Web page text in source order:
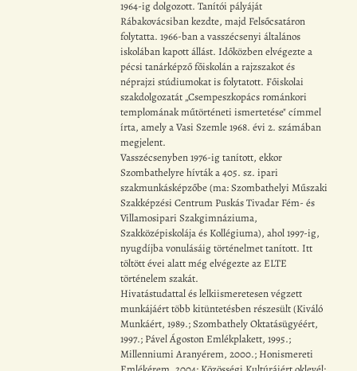
1964-ig dolgozott. Tanítói pályáját
Rábakovácsiban kezdte, majd Felsőcsatáron
folytatta. 1966-ban a vasszécsenyi általános
iskolában kapott állást. Időközben elvégezte a
pécsi tanárképző főiskolán a rajzszakot és
néprajzi stúdiumokat is folytatott. Főiskolai
szakdolgozatát „Csempeszkopács románkori
templomának műtörténeti ismertetése" címmel
írta, amely a Vasi Szemle 1968. évi 2. számában
megjelent.
Vasszécsenyben 1976-ig tanított, ekkor
Szombathelyre hívták a 405. sz. ipari
szakmunkásképzőbe (ma: Szombathelyi Műszaki
Szakképzési Centrum Puskás Tivadar Fém- és
Villamosipari Szakgimnáziuma,
Szakközépiskolája és Kollégiuma), ahol 1997-ig,
nyugdíjba vonulásáig történelmet tanított. Itt
töltött évei alatt még elvégezte az ELTE
történelem szakát.
Hivatástudattal és lelkiismeretesen végzett
munkájáért több kitüntetésben részesült (Kiváló
Munkáért, 1989.; Szombathely Oktatásügyéért,
1997.; Pável Ágoston Emlékplakett, 1995.;
Millenniumi Aranyérem, 2000.; Honismereti